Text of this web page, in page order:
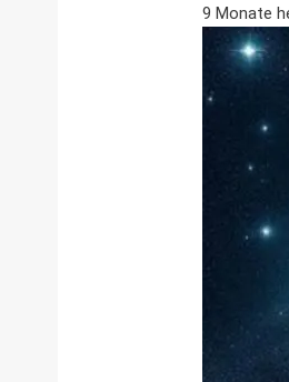
9 Monate